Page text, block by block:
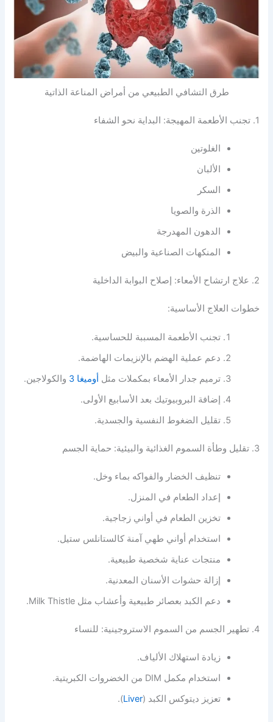
طرق التشافي الطبيعي من أمراض المناعة الذاتية
1. تجنب الأطعمة المهيجة: البداية نحو الشفاء
الغلوتين
الألبان
السكر
الذرة والصويا
الدهون المهدرجة
المنكهات الصناعية والبيض
2. علاج ارتشاح الأمعاء: إصلاح البوابة الداخلية
خطوات العلاج الأساسية:
تجنب الأطعمة المسببة للحساسية.
دعم عملية الهضم بالإنزيمات الهاضمة.
ترميم جدار الأمعاء بمكملات مثل أوميغا 3
والكولاجين.
إضافة البروبيوتيك بعد الأسابيع الأولى.
تقليل الضغوط النفسية والجسدية.
3. تقليل وطأة السموم الغذائية والبيئية: حماية الجسم
تنظيف الخضار والفواكه بماء وخل.
إعداد الطعام في المنزل.
تخزين الطعام في أواني زجاجية.
استخدام أواني طهي آمنة كالستانلس ستيل.
منتجات عناية شخصية طبيعية.
إزالة حشوات الأسنان المعدنية.
دعم الكبد بعصائر طبيعية وأعشاب مثل Milk Thistle.
4. تطهير الجسم من السموم الاستروجينية: للنساء
زيادة استهلاك الألياف.
استخدام مكمل DIM من الخضروات الكبريتية.
تعزيز ديتوكس الكبد (Liver
).